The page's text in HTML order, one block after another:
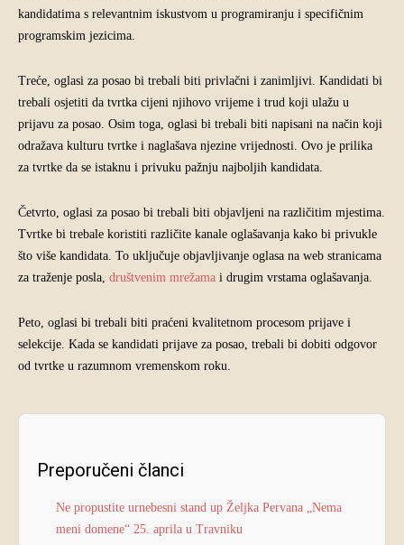
kandidatima s relevantnim iskustvom u programiranju i specifičnim
programskim jezicima.
Treće, oglasi za posao bi trebali biti privlačni i zanimljivi. Kandidati bi
trebali osjetiti da tvrtka cijeni njihovo vrijeme i trud koji ulažu u
prijavu za posao. Osim toga, oglasi bi trebali biti napisani na način koji
odražava kulturu tvrtke i naglašava njezine vrijednosti. Ovo je prilika
za tvrtke da se istaknu i privuku pažnju najboljih kandidata.
Četvrto, oglasi za posao bi trebali biti objavljeni na različitim mjestima.
Tvrtke bi trebale koristiti različite kanale oglašavanja kako bi privukle
što više kandidata. To uključuje objavljivanje oglasa na web stranicama
za traženje posla, društvenim mrežama i drugim vrstama oglašavanja.
Peto, oglasi bi trebali biti praćeni kvalitetnom procesom prijave i
selekcije. Kada se kandidati prijave za posao, trebali bi dobiti odgovor
od tvrtke u razumnom vremenskom roku.
Preporučeni članci
Ne propustite urnebesni stand up Željka Pervana „Nema
meni domene“ 25. aprila u Travniku